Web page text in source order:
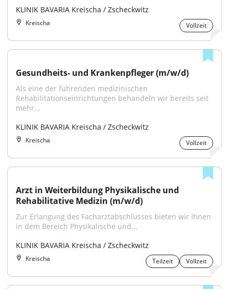
KLINIK BAVARIA Kreischa / Zscheckwitz
Kreischa Vollzeit
Gesundheits- und Krankenpfleger (m/w/d)
Als eine der führenden medizinischen
Rehabilitationseinrichtungen behandeln wir bereits seit
mehr...
KLINIK BAVARIA Kreischa / Zscheckwitz
Kreischa Vollzeit
Arzt in Weiterbildung Physikalische und
Rehabilitative Medizin (m/w/d)
Zur Erlangung des Facharztabschlusses bieten wir Ihnen
in dem Bereich Physikalische und...
KLINIK BAVARIA Kreischa / Zscheckwitz
Kreischa Teilzeit Vollzeit